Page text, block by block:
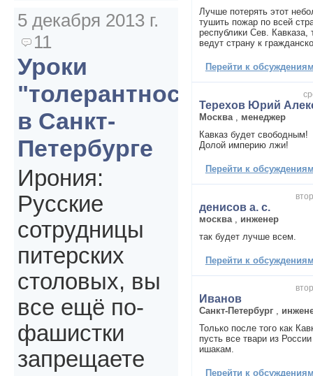
Лучше потерять этот
тушить пожар по всей
республики Сев.
ведут страну к
Перейти к
Терехов Юрий
Москва
менеджер
Кавказ будет свободным!
Долой империю лжи!
Перейти к
денисов а. с.
москва
инженер
так будет лучше всем.
Перейти к
Иванов
Санкт-Петербург
Только после того как
пусть все твари из
ишакам.
Перейти к
5 декабря 2013 г.
11
Уроки
"толерантности"
в Санкт-
Петербурге
Ирония:
Русские
сотрудницы
питерских
столовых, вы
все ещё по-
фашистки
запрещаете